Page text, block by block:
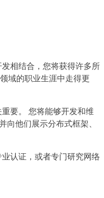
相结合，您将获得许多所
域的职业生涯中走得更
要。 您将能够开发和维
他们展示分布式框架、
认证，或者专门研究网络